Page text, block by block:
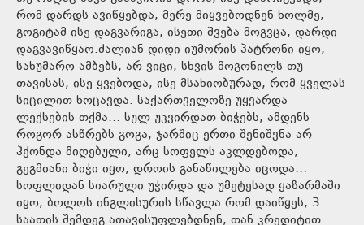
რომ დარდს ავიწყებდა, მერე მიყვებოდნენ ხოლმე,
გოგიტამ ისე დაგვარიგა, ისეთი შვება მოგვცა, დარდი
დაგვავიწყაო.ძალიან დიდი იუმორის პატრონი იყო,
სახუმარო ამბებს, არ ვიცი, სხვის მოგონილს თუ
თავისას, ისე ყვებოდა, ისე მსახიობურად, რომ ყველას
სიცილით ხოცავდა. საქართველოზე უყვარდა
ლექსების თქმა… სულ უკვირდათ ბიჭებს, ამდენს
როგორ ასწრებს გოგა, ჯარშიც ერთი შენიშვნა არ
ჰქონდა მიღებული, არც სოფელს აკლდებოდა,
გეგმიანი ბიჭი იყო, დროის განაწილება იცოდა…
სოფლიდან სიარული უჭირდა და უმეტესად ყაზარმაში
იყო, ბოლოს ინგლისურის სწავლა რომ დაიწყეს, 3
საათის შემდეგ ათავისუფლებდნენ, თან კრედიტით